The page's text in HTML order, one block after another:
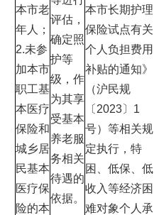
本市老
年人；
2.未参
加本市
职工基
本医疗
保险和
城乡居
民基本
医疗保
险的本
评估，
确定照
护等
级，作
为其享
受基本
养老服
务相关
待遇的
依据。
本市长期护理
保险试点有关
个人负担费用
补贴的通知》
（沪民规
〔2023〕1
号）等相关规
定执行，特
困、低保、低
收入等经济困
难对象个人承